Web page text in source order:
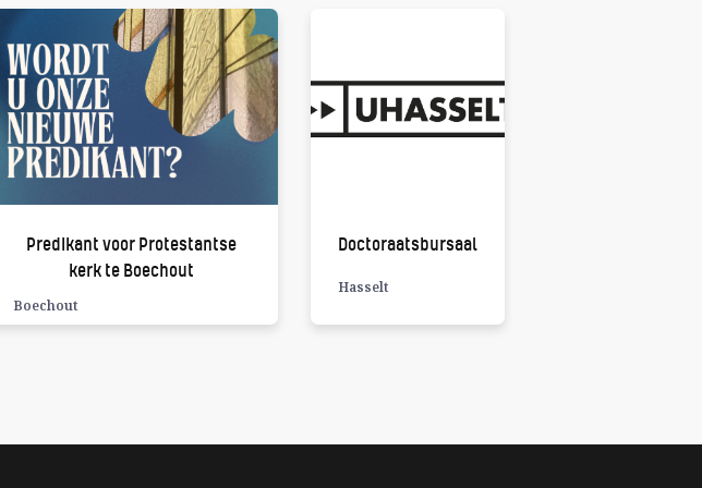
Predikant voor Protestantse
kerk te Boechout
Boechout
Doctoraatsbursaal
Hasselt